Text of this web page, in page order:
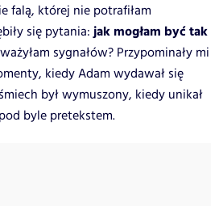
falą, której nie potrafiłam
się pytania:jak mogłam być tak
sygnałów? Przypominały mi
kiedy Adam wydawał się
był wymuszony, kiedy unikał
byle pretekstem.